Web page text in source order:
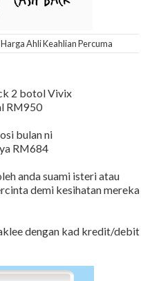
Ahli Keahlian Percuma
2 botol Vivix
RM950
bulan ni
RM684
anda suami isteri atau
demi kesihatan mereka
dengan kad kredit/debit